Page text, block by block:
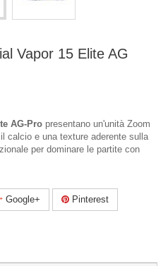
Vapor 15 Elite AG
AG-Pro presentano un'unità Zoom
calcio e una texture aderente sulla
per dominare le partite con
Google+ Pinterest